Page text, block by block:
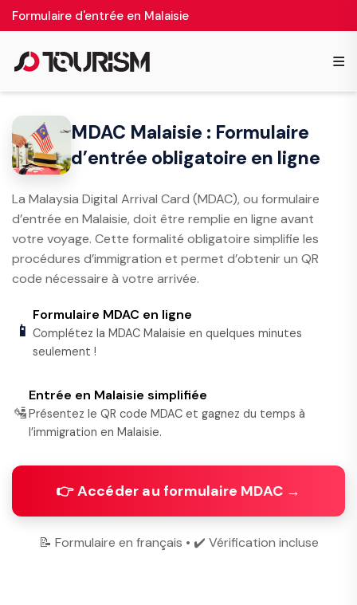
Formulaire d'entrée en Malaisie
≡
MDAC Malaisie : Formulaire
d’entrée obligatoire en ligne
La Malaysia Digital Arrival Card (MDAC), ou formulaire
d’entrée en Malaisie, doit être remplie en ligne avant
votre voyage. Cette formalité obligatoire simplifie les
procédures d’immigration et permet d’obtenir un QR
code nécessaire à votre arrivée.
📱
Formulaire MDAC en ligne
Complétez la MDAC Malaisie en quelques minutes
seulement !
🛂
Entrée en Malaisie simplifiée
Présentez le QR code MDAC et gagnez du temps à
l’immigration en Malaisie.
👉 Accéder au formulaire MDAC →
📝 Formulaire en français • ✔️ Vérification incluse